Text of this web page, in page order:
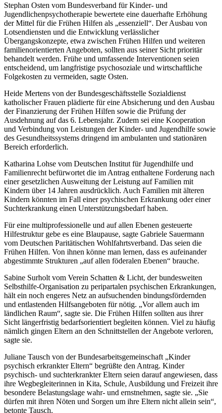
Stephan Osten vom Bundesverband für Kinder- und
Jugendlichenpsychotherapie bewertete eine dauerhafte Erhöhung
der Mittel für die Frühen Hilfen als „essenziell“. Der Ausbau von
Lotsendiensten und die Entwicklung verlässlicher
Übergangskonzepte, etwa zwischen Frühen Hilfen und weiteren
familienorientierten Angeboten, sollten aus seiner Sicht prioritär
behandelt werden. Frühe und umfassende Interventionen seien
entscheidend, um langfristige psychosoziale und wirtschaftliche
Folgekosten zu vermeiden, sagte Osten.
Heide Mertens von der Bundesgeschäftsstelle Sozialdienst
katholischer Frauen plädierte für eine Absicherung und den Ausbau
der Finanzierung der Frühen Hilfen sowie die Prüfung der
Ausdehnung auf das 6. Lebensjahr. Zudem sei eine Kooperation
und Verbindung von Leistungen der Kinder- und Jugendhilfe sowie
des Gesundheitssystems dringend im ambulanten und stationären
Bereich erforderlich.
Katharina Lohse vom Deutschen Institut für Jugendhilfe und
Familienrecht befürwortet die im Antrag enthaltene Forderung nach
einer gesetzlichen Ausweitung der Leistung auf Familien mit
Kindern über 14 Jahren ausdrücklich. Auch Familien mit älteren
Kindern könnten im Fall einer psychischen Erkrankung oder einer
Suchterkrankung einen Unterstützungsbedarf haben.
Für eine multiprofessionelle und auf allen Ebenen gesteuerte
Hilfestruktur gebe es eine Blaupause, sagte Gabriele Sauermann
vom Deutschen Paritätischen Wohlfahrtsverband. Das seien die
Frühen Hilfen. Von ihnen könne man lernen, dass es aufeinander
abgestimmte Strukturen „auf allen föderalen Ebenen“ brauche.
Sabine Surholt vom Verein Schatten & Licht, der bundesweiten
Selbsthilfe-Organisation zu peripartalen psychischen Erkrankungen,
hält ein noch engeres Netz an aufsuchenden bindungsfördernden
und entlastenden Hilfsangeboten für nötig. „Vor allem auch im
ländlichen Raum“, sagte sie. Die Frühen Hilfen sollten aus ihrer
Sicht längerfristig bedarfsorientiert begleiten können. Viel zu häufig
nämlich gingen Eltern an den Schnittstellen der Angebote verloren,
sagte sie.
Juliane Tausch von der Bundesarbeitsgemeinschaft „Kinder
psychisch erkrankter Eltern“ begrüßte den Antrag. Kinder
psychisch- und suchterkrankter Eltern seien darauf angewiesen, dass
ihre Wegbegleiterinnen in Kita, Schule, Ausbildung und Freizeit ihre
besondere Belastungslage wahr- und ernstnehmen, sagte sie. „Sie
dürfen mit ihren Nöten und Sorgen um ihre Eltern nicht allein sein“,
betonte Tausch.